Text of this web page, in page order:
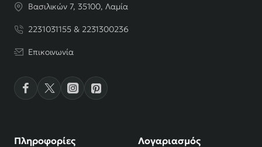
Βασιλικών 7, 35100, Λαμία
2231031155 & 2231300236
Επικοινωνία
Πληροφορίες Λογαριασμός